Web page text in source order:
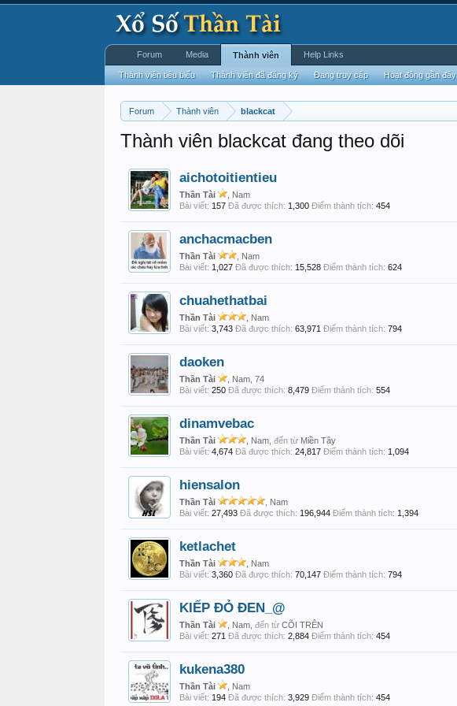
Forum Thành viên blackcat
Thành viên blackcat đang theo dõi
aichotoitientieu
Thần Tài
, Nam
Bài viết: 157 Đã được thích: 1,300 Điểm thành tích: 454
anchacmacben
Thần Tài
, Nam
Bài viết: 1,027 Đã được thích: 15,528 Điểm thành tích: 624
chuahethatbai
Thần Tài
, Nam
Bài viết: 3,743 Đã được thích: 63,971 Điểm thành tích: 794
daoken
Thần Tài
, Nam, 74
Bài viết: 250 Đã được thích: 8,479 Điểm thành tích: 554
dinamvebac
Thần Tài , Nam, đến từ Miền Tây
Bài viết: 4,674 Đã được thích: 24,817 Điểm thành tích: 1,094
hiensalon
Thần Tài
, Nam
Bài viết: 27,493 Đã được thích: 196,944 Điểm thành tích: 1,394
ketlachet
Thần Tài
, Nam
Bài viết: 3,360 Đã được thích: 70,147 Điểm thành tích: 794
KIẾP ĐỎ ĐEN_@
Thần Tài , Nam, đến từ CÕI TRÊN
Bài viết: 271 Đã được thích: 2,884 Điểm thành tích: 454
kukena380
Thần Tài
, Nam
Bài viết: 194 Đã được thích: 3,929 Điểm thành tích: 454
Forum Media Thành viên
Thành viên tiêu biểu Thành viên đã đăng ký Đang truy cập Hoạt động gần đây
Help Links